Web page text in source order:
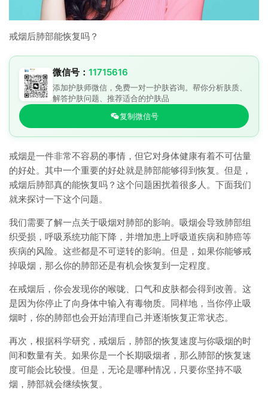
戒烟后肺部能恢复吗？
微信号： 11715616
添加护肤师微信，免费一对一护肤咨询。帮你分析肤质、
解答护肤问题、推荐适合的护肤品
复制微信号
戒烟是一件非常不容易的事情，但它对身体健康有着不可估量
的好处。其中一个重要的好处就是肺部能够得到恢复。但是，
戒烟后肺部真的能恢复吗？这个问题困扰着很多人。下面我们
就来探讨一下这个问题。
我们需要了解一点关于吸烟对肺部的影响。吸烟会导致肺部组
织受损，呼吸系统功能下降，并增加患上呼吸道疾病和肺癌等
疾病的风险。这些都是不可逆转的影响。但是，如果你能够戒
掉吸烟，那么你的肺部还是有机会恢复到一定程度。
在戒烟后，你会发现你的喉咙、口气和皮肤都会得到改善。这
是因为你停止了向身体中输入有毒物质。同样地，当你停止吸
烟时，你的肺部也会开始清理自己并逐渐恢复正常状态。
再次，根据科学研究，戒烟后，肺部的恢复速度与你吸烟的时
间和数量有关。如果你是一个长期吸烟者，那么肺部的恢复速
度可能会比较慢。但是，无论是哪种情况，只要你坚持不吸
烟，肺部就会继续恢复。